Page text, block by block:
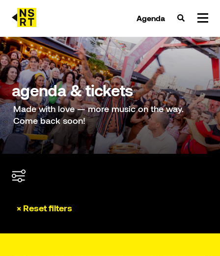
Agenda
agenda & tickets
nieuws
team
over NSRT
partners
agenda & tickets
Made with love — more music on the way.
Come back soon!
× Reset filters